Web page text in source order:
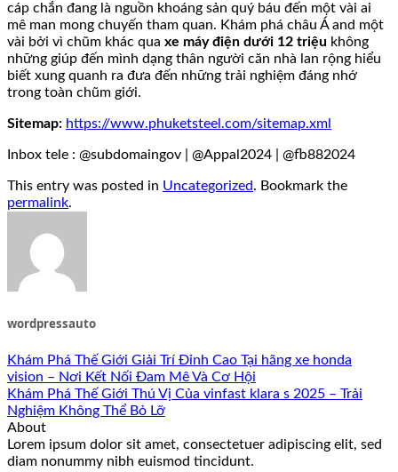
cáp chắn đang là nguồn khoáng sản quý báu đến một vài ai
mê man mong chuyến tham quan. Khám phá châu Á and một
vài bởi vì chũm khác qua xe máy điện dưới 12 triệu không
những giúp đến mình dạng thân người căn nhà lan rộng hiểu
biết xung quanh ra đưa đến những trải nghiệm đáng nhớ
trong toàn chũm giới.
Sitemap: https://www.phuketsteel.com/sitemap.xml
Inbox tele : @subdomaingov | @Appal2024 | @fb882024
This entry was posted in Uncategorized. Bookmark the
permalink.
wordpressauto
Khám Phá Thế Giới Giải Trí Đỉnh Cao Tại hãng xe honda
vision – Nơi Kết Nối Đam Mê Và Cơ Hội
Khám Phá Thế Giới Thú Vị Của vinfast klara s 2025 – Trải
Nghiệm Không Thể Bỏ Lỡ
About
Lorem ipsum dolor sit amet, consectetuer adipiscing elit, sed
diam nonummy nibh euismod tincidunt.